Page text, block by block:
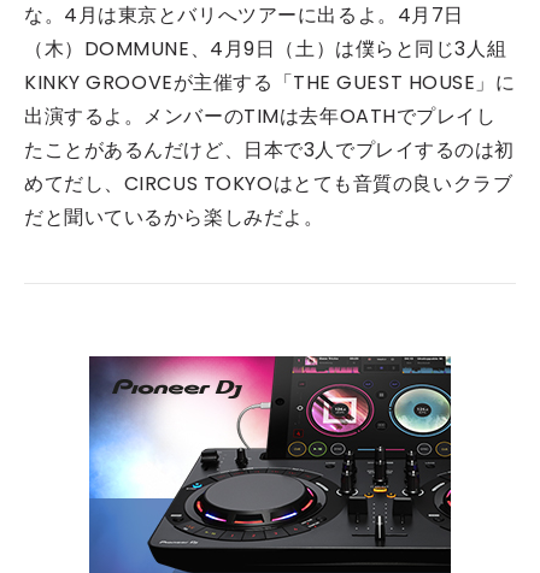
な。4月は東京とバリへツアーに出るよ。4月7日
（木）DOMMUNE、4月9日（土）は僕らと同じ3人組
KINKY GROOVEが主催する「THE GUEST HOUSE」に
出演するよ。メンバーのTIMは去年OATHでプレイし
たことがあるんだけど、日本で3人でプレイするのは初
めてだし、CIRCUS TOKYOはとても音質の良いクラブ
だと聞いているから楽しみだよ。